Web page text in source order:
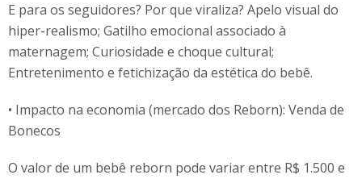
E para os seguidores? Por que viraliza? Apelo visual do
hiper-realismo; Gatilho emocional associado à
maternagem; Curiosidade e choque cultural;
Entretenimento e fetichização da estética do bebê.
• Impacto na economia (mercado dos Reborn): Venda de
Bonecos
O valor de um bebê reborn pode variar entre R$ 1.500 e